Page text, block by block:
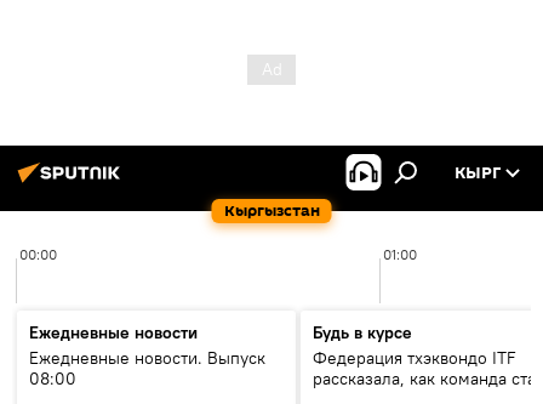
Кыргызстан
КЫРГ
00:00 01:00
Ежедневные новости
Ежедневные новости. Выпуск
08:00
Будь в курсе
Федерация тхэквондо ITF
рассказала, как команда